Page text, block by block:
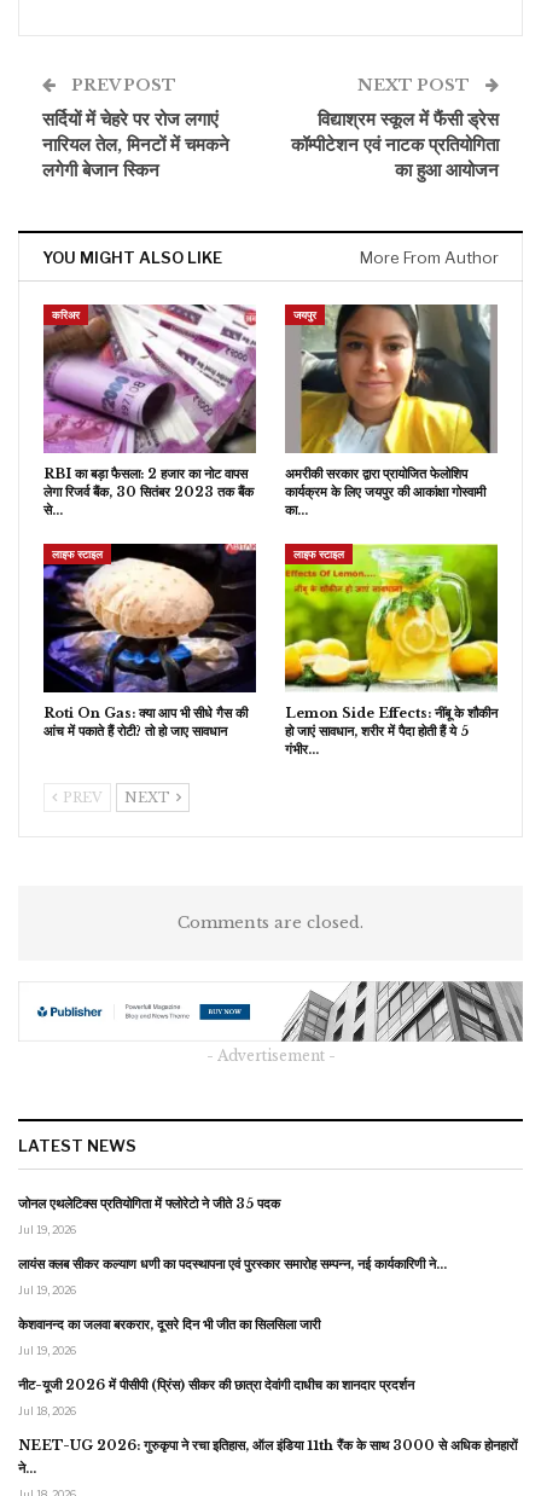
PREV POST
सर्दियों में चेहरे पर रोज लगाएं
नारियल तेल, मिनटों में चमकने
लगेगी बेजान स्किन
NEXT POST
विद्याश्रम स्कूल में फैंसी ड्रेस
कॉम्पीटेशन एवं नाटक प्रतियोगिता
का हुआ आयोजन
YOU MIGHT ALSO LIKE More From Author
करिअर
RBI का बड़ा फैसला: 2 हजार का नोट वापस
लेगा रिजर्व बैंक, 30 सितंबर 2023 तक बैंक
से…
जयपुर
अमरीकी सरकार द्वारा प्रायोजित फेलोशिप
कार्यक्रम के लिए जयपुर की आकांक्षा गोस्वामी
का…
लाइफ स्टाइल
​Roti On Gas: क्या आप भी सीधे गैस की
आंच में पकाते हैं रोटी? तो हो जाए सावधान
लाइफ स्टाइल
Lemon Side Effects: नींबू के शौकीन
हो जाएं सावधान, शरीर में पैदा होती हैं ये 5
गंभीर…
PREV NEXT
Comments are closed.
- Advertisement -
LATEST NEWS
जोनल एथलेटिक्स प्रतियोगिता में फ्लोरेटो ने जीते 35 पदक
Jul 19, 2026
लायंस क्लब सीकर कल्याण धणी का पदस्थापना एवं पुरस्कार समारोह सम्पन्न, नई कार्यकारिणी ने…
Jul 19, 2026
केशवानन्द का जलवा बरकरार, दूसरे दिन भी जीत का सिलसिला जारी
Jul 19, 2026
नीट-यूजी 2026 में पीसीपी (प्रिंस) सीकर की छात्रा देवांगी दाधीच का शानदार प्रदर्शन
Jul 18, 2026
NEET-UG 2026: गुरुकृपा ने रचा इतिहास, ऑल इंडिया 11th रैंक के साथ 3000 से अधिक होनहारों
ने…